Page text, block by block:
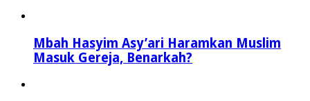
Mbah Hasyim Asy’ari Haramkan Muslim
Masuk Gereja, Benarkah?